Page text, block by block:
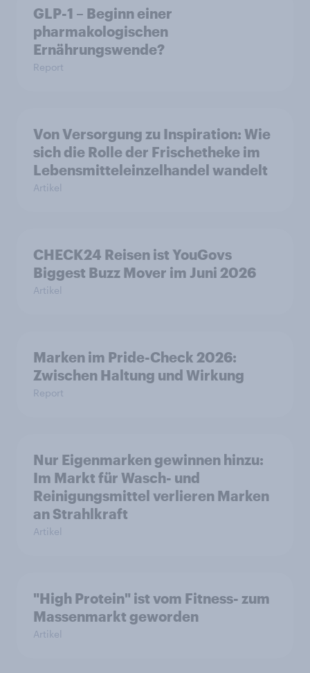
GLP-1 – Beginn einer
pharmakologischen
Ernährungswende?
Report
Von Versorgung zu Inspiration: Wie
sich die Rolle der Frischetheke im
Lebensmitteleinzelhandel wandelt
Artikel
CHECK24 Reisen ist YouGovs
Biggest Buzz Mover im Juni 2026
Artikel
Marken im Pride-Check 2026:
Zwischen Haltung und Wirkung
Report
Nur Eigenmarken gewinnen hinzu:
Im Markt für Wasch- und
Reinigungsmittel verlieren Marken
an Strahlkraft
Artikel
"High Protein" ist vom Fitness- zum
Massenmarkt geworden
Artikel